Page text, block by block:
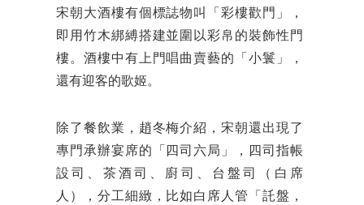
宋朝大酒樓有個標誌物叫「彩樓歡門」，
即用竹木綁縛搭建並圍以彩帛的裝飾性門
樓。酒樓中有上門唱曲賣藝的「小鬟」，
還有迎客的歌姬。
除了餐飲業，趙冬梅介紹，宋朝還出現了
專門承辦宴席的「四司六局」，四司指帳
設司、茶酒司、廚司、台盤司（白席
人），分工細緻，比如白席人管「託盤，